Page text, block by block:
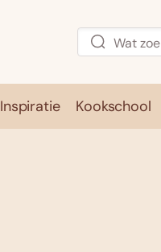
Inspiratie Kookschool